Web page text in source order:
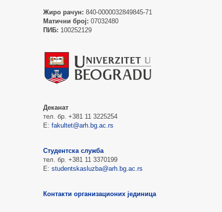
Жиро рачун: 840-0000032849845-71
Матични број: 07032480
ПИБ: 100252129
Деканат
тел. бр. +381 11 3225254
Е: fakultet@arh.bg.ac.rs
Студентска служба
тел. бр. +381 11 3370199
Е: studentskasluzba@arh.bg.ac.rs
Контакти организационих јединица